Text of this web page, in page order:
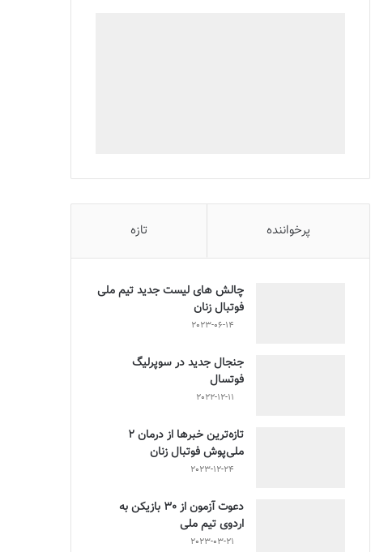
پرخواننده تازه
چالش هاى ليست جدید تيم ملى
فوتبال زنان
2023-06-14
جنجال جدید در سوپرلیگ
فوتسال
2022-12-11
تازه‌ترین خبرها از درمان ۲
ملی‌پوش فوتبال زنان
2023-12-24
دعوت آزمون از 30 بازیکن به
اردوی تیم ملی
2023-03-21